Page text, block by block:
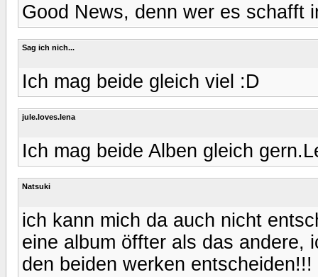
Good News, denn wer es schafft
Sag ich nich...
Ich mag beide gleich viel :D
jule.loves.lena
Ich mag beide Alben gleich
Natsuki
ich kann mich da auch nicht
eine album öffter als das andere,
den beiden werken entscheiden!!!